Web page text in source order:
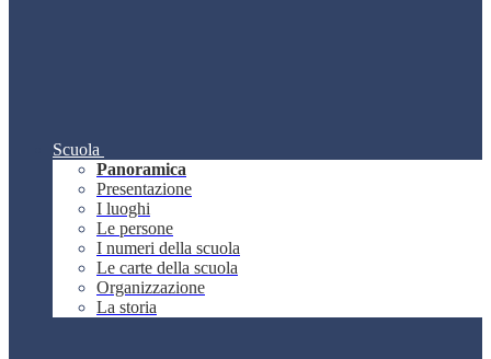
Scuola
Panoramica
Presentazione
I luoghi
Le persone
I numeri della scuola
Le carte della scuola
Organizzazione
La storia